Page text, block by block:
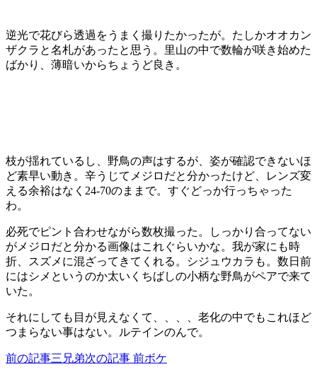
逆光で花びら透過をうまく撮りたかったが。たしかオオカン
ザクラと名札があったと思う。里山の中で数輪が咲き始めた
ばかり、薄暗いからちょうど良き。
枝が揺れているし、野鳥の声はするが、姿が確認できないほ
ど素早い動き。辛うじてメジロだと分かったけど、レンズ変
える余裕はなく24-70のままで。すぐどっか行っちゃった
わ。
必死でピント合わせながら数枚撮った。しっかり合ってない
がメジロだと分かる画像はこれぐらいかな。我が家にも時
折、スズメに混ざってきてくれる。シジュウカラも。数日前
にはシメというのか太いくちばしの小柄な野鳥がペアで来て
いた。
それにしても目が見えなくて、、、、老化の中でもこれほど
つまらない事はない。ルテインのんで。
前の記事三兄弟次の記事 前ボケ